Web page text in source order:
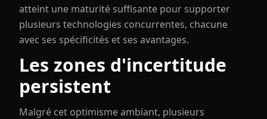
atteint une maturité suffisante pour supporter
plusieurs technologies concurrentes, chacune
avec ses spécificités et ses avantages.
Les zones d'incertitude
persistent
Malgré cet optimisme ambiant, plusieurs